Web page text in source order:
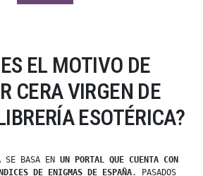
EL MOTIVO DE
CERA VIRGEN DE
ESOTÉRICA?
SE BASA EN UN PORTAL QUE CUENTA CON
DE ENIGMAS DE ESPAÑA. PASADOS